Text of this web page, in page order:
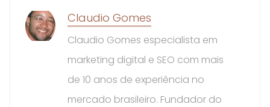
Claudio Gomes
Claudio Gomes especialista em
marketing digital e SEO com mais
de 10 anos de experiência no
mercado brasileiro. Fundador do